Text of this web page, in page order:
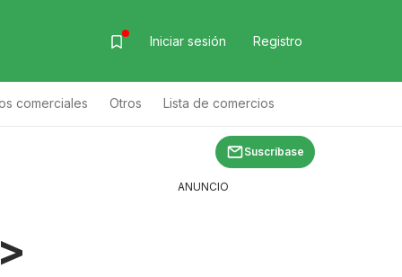
Iniciar sesión Registro
comerciales Otros Lista de comercios
Suscríbase
ANUNCIO